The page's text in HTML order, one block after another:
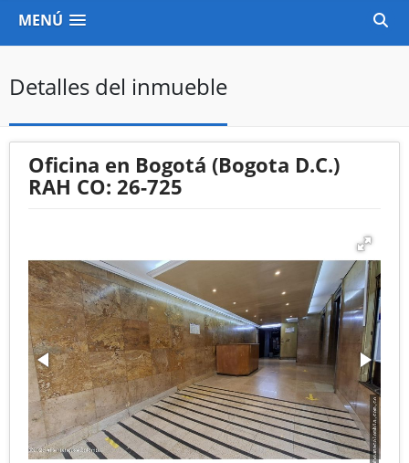
MENÚ
Detalles del inmueble
Oficina en Bogotá (Bogota D.C.)
RAH CO: 26-725